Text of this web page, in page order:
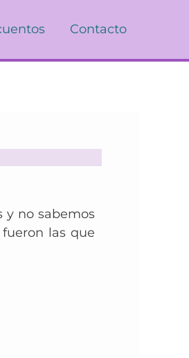
Contacto
y no sabemos
las que